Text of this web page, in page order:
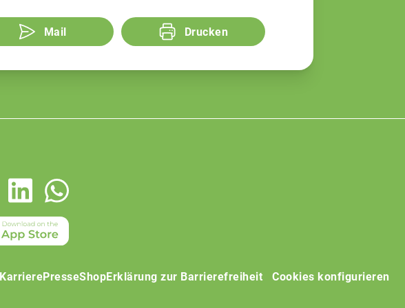
Mail Drucken
KarrierePresseShopErklärung zur Barrierefreiheit Cookies konfigurieren